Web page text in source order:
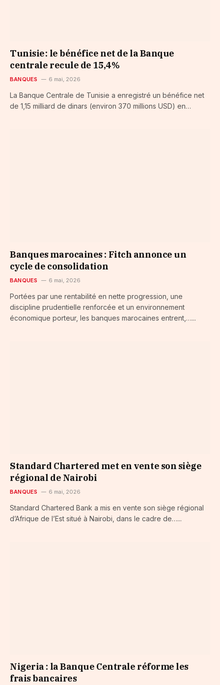
Tunisie : le bénéfice net de la Banque
centrale recule de 15,4 %
BANQUES 6 mai, 2026
La Banque Centrale de Tunisie a enregistré un bénéfice net
de 1,15 milliard de dinars (environ 370 millions USD) en…
Banques marocaines : Fitch annonce un
cycle de consolidation
BANQUES 6 mai, 2026
Portées par une rentabilité en nette progression, une
discipline prudentielle renforcée et un environnement
économique porteur, les banques marocaines entrent,…...
Standard Chartered met en vente son siège
régional de Nairobi
BANQUES 6 mai, 2026
Standard Chartered Bank a mis en vente son siège régional
d’Afrique de l’Est situé à Nairobi, dans le cadre de…...
Nigeria : la Banque Centrale réforme les
frais bancaires